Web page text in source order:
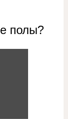
полы?